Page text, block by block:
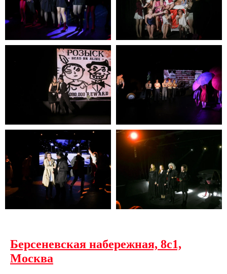
Берсеневская набережная, 8с1,
Москва